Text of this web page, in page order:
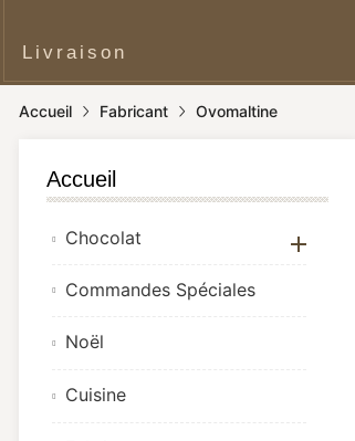
Livraison
Accueil Fabricant Ovomaltine
Accueil
Chocolat 
Commandes Spéciales
Noël
Cuisine